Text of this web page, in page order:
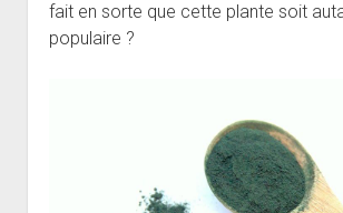
fait en sorte que cette plante soit
populaire ?